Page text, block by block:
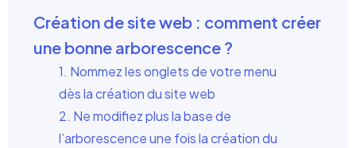
Création de site web : comment créer
une bonne arborescence ?
1. Nommez les onglets de votre menu
dès la création du site web
2. Ne modifiez plus la base de
l’arborescence une fois la création du